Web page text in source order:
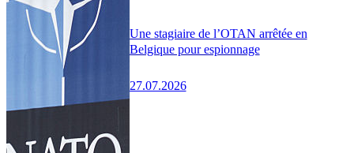
Une stagiaire de l’OTAN arrêtée en
Belgique pour espionnage
27.07.2026